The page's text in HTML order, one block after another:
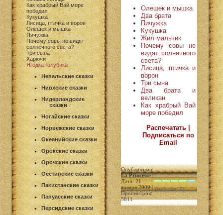
Как храбрый Вай море
победил
Кукушка
Лисица, птичка и ворон
Олешек и мышка
Пичужка
Почему совы не видят
солнечного света?
Три сына
Харючи
Ягодка голубика
Непальские сказки
Нивхские сказки
Нидерландские
сказки
Ногайские сказки
Норвежские сказки
Океанийские сказки
Орокские сказки
Орочские сказки
Осетинские сказки
Пакистанские сказки
Папуасские сказки
Персидские сказки
Олешек и мышка
Два брата
Пичужка
Кукушка
Жил мальчик
Почему совы не
видят солнечного
света?
Лисица, птичка и
ворон
Три сына
Два брата и
великан
Как храбрый Вай
море победил
Распечатать |
Подписаться по
Email
Опубликовал:
La Princesse|
Дата: 21
января 2009 |
Просмотров:
5811
(голосов: 5)